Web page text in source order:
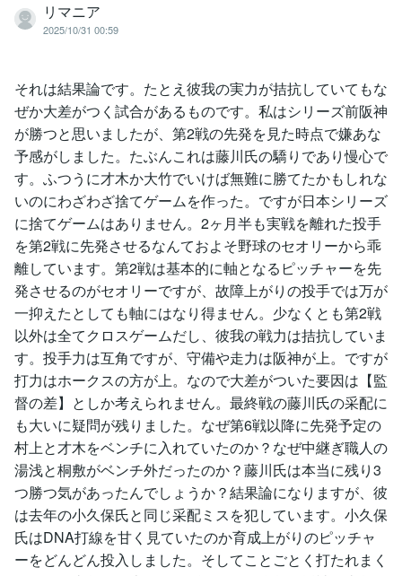
リマニア
2025/10/31 00:59
それは結果論です。たとえ彼我の実力が拮抗していてもな
ぜか大差がつく試合があるものです。私はシリーズ前阪神
が勝つと思いましたが、第2戦の先発を見た時点で嫌あな
予感がしました。たぶんこれは藤川氏の驕りであり慢心で
す。ふつうに才木か大竹でいけば無難に勝てたかもしれな
いのにわざわざ捨てゲームを作った。ですが日本シリーズ
に捨てゲームはありません。2ヶ月半も実戦を離れた投手
を第2戦に先発させるなんておよそ野球のセオリーから乖
離しています。第2戦は基本的に軸となるピッチャーを先
発させるのがセオリーですが、故障上がりの投手では万が
一抑えたとしても軸にはなり得ません。少なくとも第2戦
以外は全てクロスゲームだし、彼我の戦力は拮抗していま
す。投手力は互角ですが、守備や走力は阪神が上。ですが
打力はホークスの方が上。なので大差がついた要因は【監
督の差】としか考えられません。最終戦の藤川氏の采配に
も大いに疑問が残りました。なぜ第6戦以降に先発予定の
村上と才木をベンチに入れていたのか？なぜ中継ぎ職人の
湯浅と桐敷がベンチ外だったのか？藤川氏は本当に残り3
つ勝つ気があったんでしょうか？結果論になりますが、彼
は去年の小久保氏と同じ采配ミスを犯しています。小久保
氏はDNA打線を甘く見ていたのか育成上がりのピッチャ
ーをどんどん投入しました。そしてことごとく打たれまく